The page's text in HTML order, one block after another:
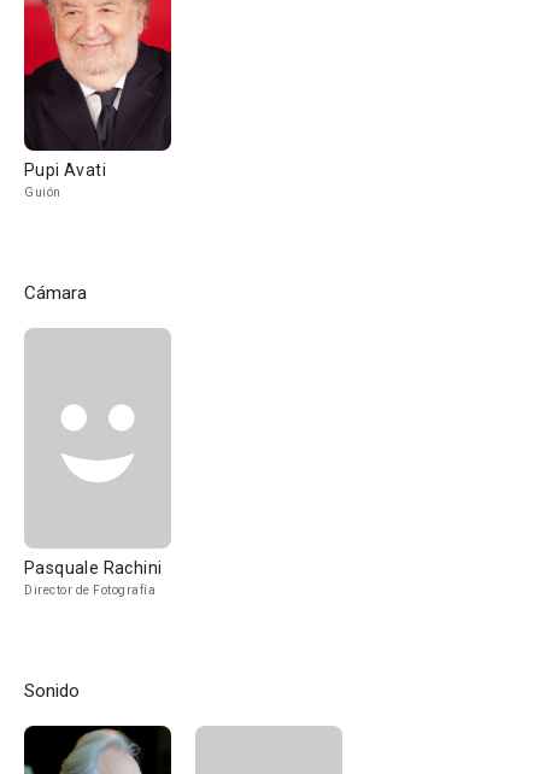
Pupi Avati
Guión
Cámara
Pasquale Rachini
Director de Fotografía
Sonido